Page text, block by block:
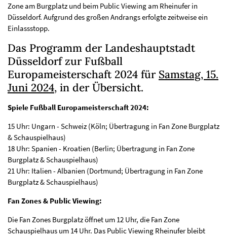
Zone am Burgplatz und beim Public Viewing am Rheinufer in
Düsseldorf. Aufgrund des großen Andrangs erfolgte zeitweise ein
Einlassstopp.
Das Programm der Landeshauptstadt
Düsseldorf zur Fußball
Europameisterschaft 2024 für Samstag, 15.
Juni 2024, in der Übersicht.
Spiele Fußball Europameisterschaft 2024:
15 Uhr: Ungarn - Schweiz (Köln; Übertragung in Fan Zone Burgplatz
& Schauspielhaus)
18 Uhr: Spanien - Kroatien (Berlin; Übertragung in Fan Zone
Burgplatz & Schauspielhaus)
21 Uhr: Italien - Albanien (Dortmund; Übertragung in Fan Zone
Burgplatz & Schauspielhaus)
Fan Zones & Public Viewing:
Die Fan Zones Burgplatz öffnet um 12 Uhr, die Fan Zone
Schauspielhaus um 14 Uhr. Das Public Viewing Rheinufer bleibt